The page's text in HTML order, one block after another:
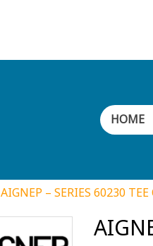
HOME
AIGNEP – SERIES 60230